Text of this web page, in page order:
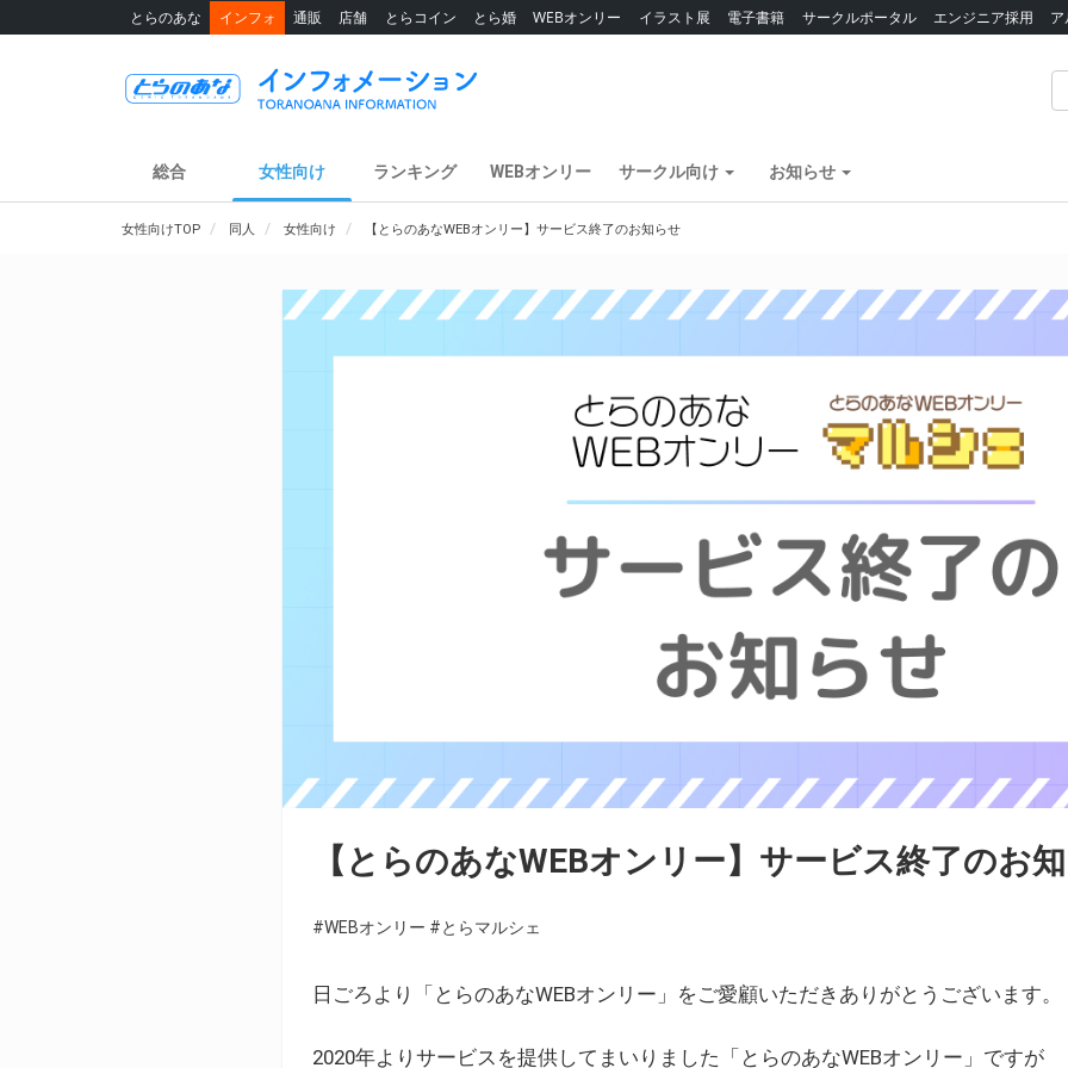
とらのあな インフォ 通販 店舗 とらコイン とら婚 WEBオンリー イラスト展 電子書籍 サークルポータル エンジニア採用
総合 女性向け ランキング WEBオンリー サークル向け お知らせ
女性向けTOP 同人 女性向け 【とらのあなWEBオンリー】サービス終了のお知らせ
【とらのあなWEBオンリー】サービス終了のお
#WEBオンリー #とらマルシェ
日ごろより「とらのあなWEBオンリー」をご愛顧いただきありがとうございます。
2020年よりサービスを提供してまいりました「とらのあなWEBオンリー」ですが